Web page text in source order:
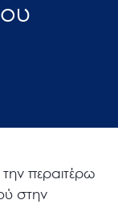
περαιτέρω
στην